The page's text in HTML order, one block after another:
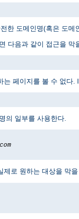
한 도메인명(혹은 도
다음과 같이 접근을 막
페이지를 볼 수 없다
의 일부를 사용한다.
로 원하는 대상을 막을